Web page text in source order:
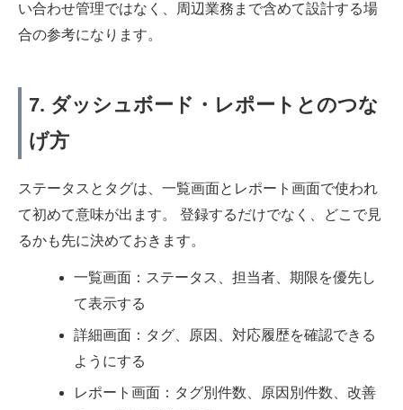
い合わせ管理ではなく、周辺業務まで含めて設計する場
合の参考になります。
7. ダッシュボード・レポートとのつな
げ方
ステータスとタグは、一覧画面とレポート画面で使われ
て初めて意味が出ます。 登録するだけでなく、どこで見
るかも先に決めておきます。
一覧画面：ステータス、担当者、期限を優先し
て表示する
詳細画面：タグ、原因、対応履歴を確認できる
ようにする
レポート画面：タグ別件数、原因別件数、改善